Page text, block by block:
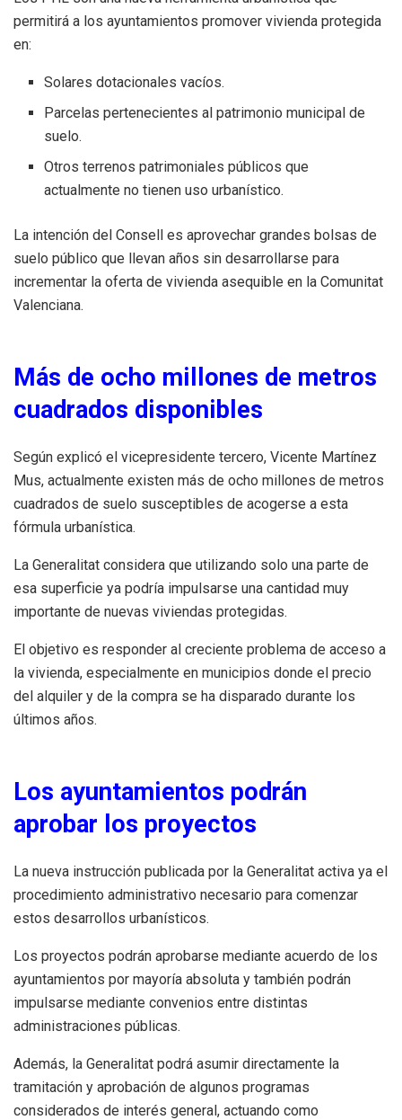
permitirá a los ayuntamientos promover vivienda protegida
en:
Solares dotacionales vacíos.
Parcelas pertenecientes al patrimonio municipal de
suelo.
Otros terrenos patrimoniales públicos que
actualmente no tienen uso urbanístico.
La intención del Consell es aprovechar grandes bolsas de
suelo público que llevan años sin desarrollarse para
incrementar la oferta de vivienda asequible en la Comunitat
Valenciana.
Más de ocho millones de metros
cuadrados disponibles
Según explicó el vicepresidente tercero, Vicente Martínez
Mus, actualmente existen más de ocho millones de metros
cuadrados de suelo susceptibles de acogerse a esta
fórmula urbanística.
La Generalitat considera que utilizando solo una parte de
esa superficie ya podría impulsarse una cantidad muy
importante de nuevas viviendas protegidas.
El objetivo es responder al creciente problema de acceso a
la vivienda, especialmente en municipios donde el precio
del alquiler y de la compra se ha disparado durante los
últimos años.
Los ayuntamientos podrán
aprobar los proyectos
La nueva instrucción publicada por la Generalitat activa ya el
procedimiento administrativo necesario para comenzar
estos desarrollos urbanísticos.
Los proyectos podrán aprobarse mediante acuerdo de los
ayuntamientos por mayoría absoluta y también podrán
impulsarse mediante convenios entre distintas
administraciones públicas.
Además, la Generalitat podrá asumir directamente la
tramitación y aprobación de algunos programas
considerados de interés general, actuando como